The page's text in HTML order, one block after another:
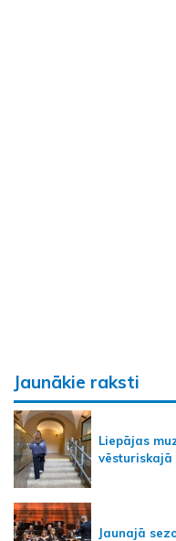
Jaunākie raksti
Liepājas
vēsturiskajā
Jaunajā